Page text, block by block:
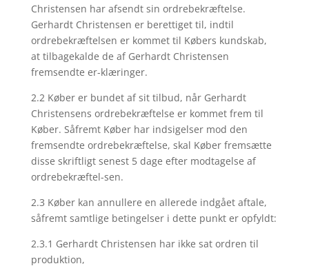
Christensen har afsendt sin ordrebekræftelse.
Gerhardt Christensen er berettiget til, indtil
ordrebekræftelsen er kommet til Købers kundskab,
at tilbagekalde de af Gerhardt Christensen
fremsendte er-klæringer.
2.2 Køber er bundet af sit tilbud, når Gerhardt
Christensens ordrebekræftelse er kommet frem til
Køber. Såfremt Køber har indsigelser mod den
fremsendte ordrebekræftelse, skal Køber fremsætte
disse skriftligt senest 5 dage efter modtagelse af
ordrebekræftel-sen.
2.3 Køber kan annullere en allerede indgået aftale,
såfremt samtlige betingelser i dette punkt er opfyldt:
2.3.1 Gerhardt Christensen har ikke sat ordren til
produktion,